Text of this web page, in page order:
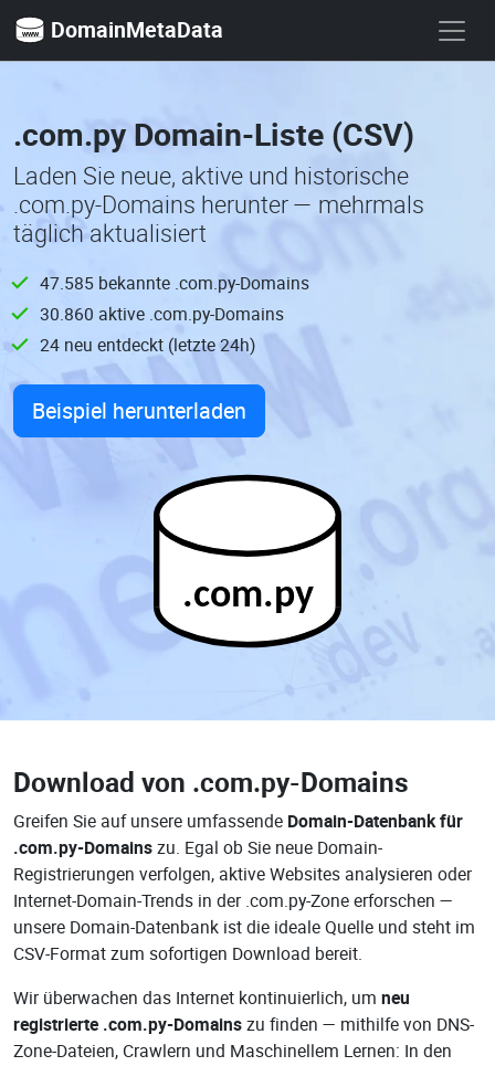
DomainMetaData
.com.py Domain-Liste (CSV)
Laden Sie neue, aktive und historische
.com.py-Domains herunter — mehrmals
täglich aktualisiert
47.585 bekannte .com.py-Domains
30.860 aktive .com.py-Domains
24 neu entdeckt (letzte 24h)
Beispiel herunterladen
.com.py
Download von .com.py-Domains
Greifen Sie auf unsere umfassende Domain-Datenbank für
.com.py-Domainszu. Egal ob Sie neue Domain-
Registrierungen verfolgen, aktive Websites analysieren oder
Internet-Domain-Trends in der .com.py-Zone erforschen —
unsere Domain-Datenbank ist die ideale Quelle und steht im
CSV-Format zum sofortigen Download bereit.
Wir überwachen das Internet kontinuierlich, um neu
registrierte .com.py-Domainszu finden — mithilfe von DNS-
Zone-Dateien, Crawlern und Maschinellem Lernen: In den